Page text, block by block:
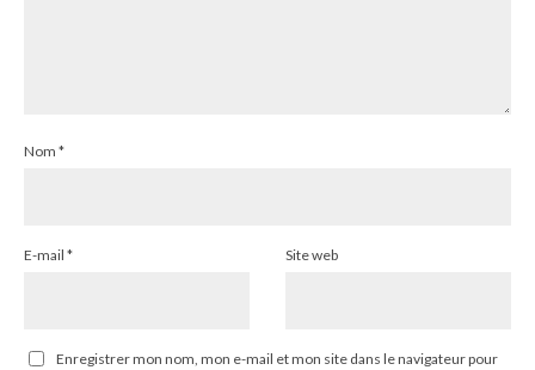
Nom *
E-mail * Site web
Enregistrer mon nom, mon e-mail et mon site dans le navigateur pour